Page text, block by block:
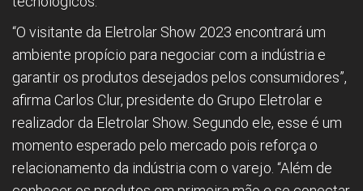
“O visitante da Eletrolar Show 2023 encontrará um
ambiente propício para negociar com a indústria e
garantir os produtos desejados pelos consumidores”,
afirma Carlos Clur, presidente do Grupo Eletrolar e
realizador da Eletrolar Show. Segundo ele, esse é um
momento esperado pelo mercado pois reforça o
relacionamento da indústria com o varejo. “Além de